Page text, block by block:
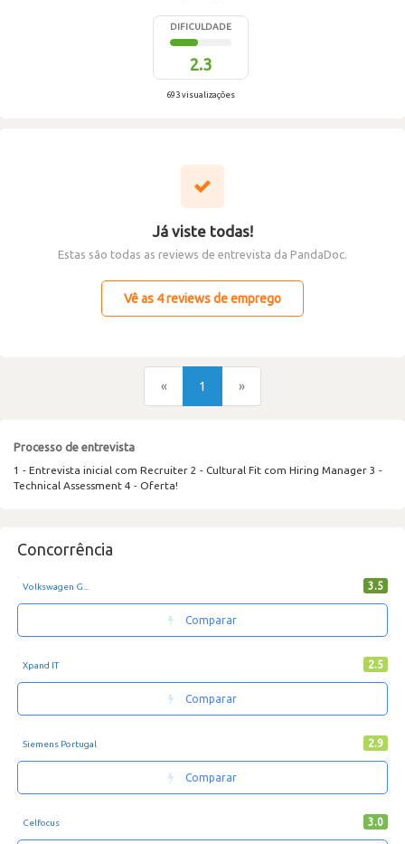
DIFICULDADE
2.3
693 visualizações
Já viste todas!
Estas são todas as reviews de entrevista da PandaDoc.
Vê as 4 reviews de emprego
« 1 »
Processo de entrevista
1 - Entrevista inicial com Recruiter 2 - Cultural Fit com Hiring Manager 3 -
Technical Assessment 4 - Oferta!
Concorrência
Volkswagen G... 3.5
Comparar
Xpand IT 2.5
Comparar
Siemens Portugal 2.9
Comparar
Celfocus 3.0